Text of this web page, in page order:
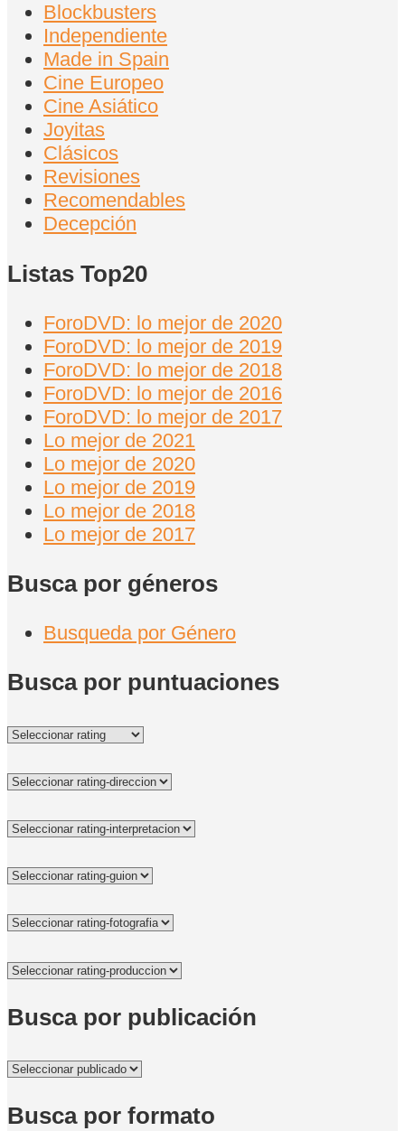
Blockbusters
Independiente
Made in Spain
Cine Europeo
Cine Asiático
Joyitas
Clásicos
Revisiones
Recomendables
Decepción
Listas Top20
ForoDVD: lo mejor de 2020
ForoDVD: lo mejor de 2019
ForoDVD: lo mejor de 2018
ForoDVD: lo mejor de 2016
ForoDVD: lo mejor de 2017
Lo mejor de 2021
Lo mejor de 2020
Lo mejor de 2019
Lo mejor de 2018
Lo mejor de 2017
Busca por géneros
Busqueda por Género
Busca por puntuaciones
Busca por publicación
Busca por formato